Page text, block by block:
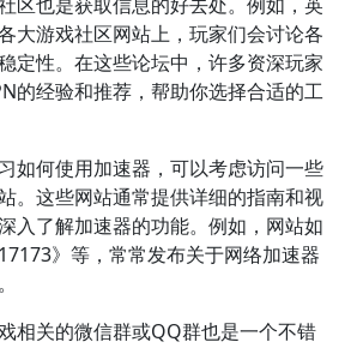
大游戏社区网站上，玩家们会讨论各
定性。在这些论坛中，许多资深玩家
的经验和推荐，帮助你选择合适的工
如何使用加速器，可以考虑访问一些
。这些网站通常提供详细的指南和视
入了解加速器的功能。例如，网站如
》等，常常发布关于网络加速器
相关的微信群或QQ群也是一个不错